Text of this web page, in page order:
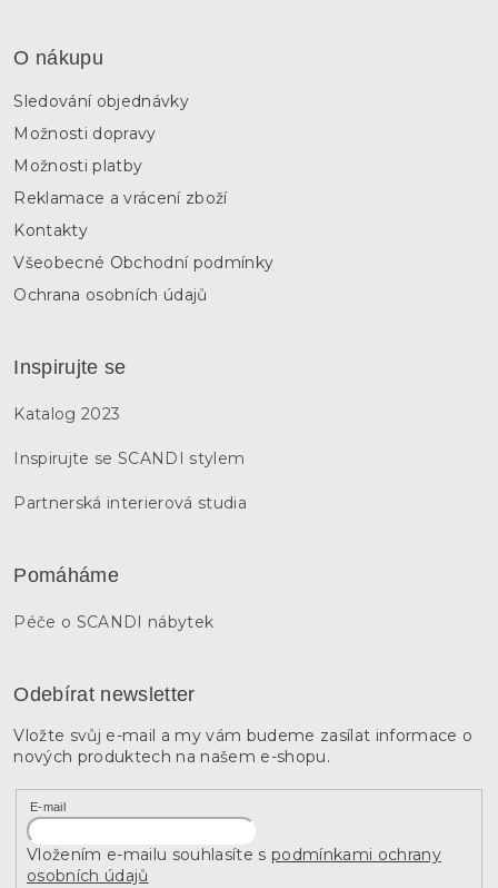
O nákupu
Sledování objednávky
Možnosti dopravy
Možnosti platby
Reklamace a vrácení zboží
Kontakty
Všeobecné Obchodní podmínky
Ochrana osobních údajů
Inspirujte se
Katalog 2023
Inspirujte se SCANDI stylem
Partnerská interierová studia
Pomáháme
Péče o SCANDI nábytek
Odebírat newsletter
Vložte svůj e-mail a my vám budeme zasílat informace o
nových produktech na našem e-shopu.
E-mail
Vložením e-mailu souhlasíte s podmínkami ochrany
osobních údajů